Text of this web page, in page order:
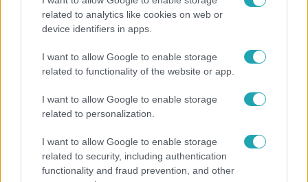
related to analytics like cookies on web or
device identifiers in apps.
I want to allow Google to enable storage
related to functionality of the website or app.
I want to allow Google to enable storage
related to personalization.
I want to allow Google to enable storage
related to security, including authentication
functionality and fraud prevention, and other
kitagadta Nagy Zsoltot